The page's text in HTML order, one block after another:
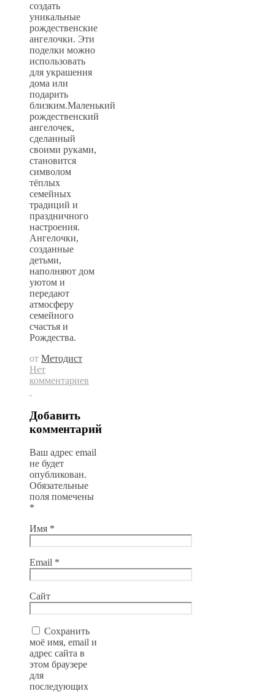
создать
уникальные
рождественские
ангелочки. Эти
поделки можно
использовать
для украшения
дома или
подарить
близким.Маленький
рождественский
ангелочек,
сделанный
своими руками,
становится
символом
тёплых
семейных
традиций и
праздничного
настроения.
Ангелочки,
созданные
детьми,
наполняют дом
уютом и
передают
атмосферу
семейного
счастья и
Рождества.
от Методист
Нет
комментариев
Добавить
комментарий
Ваш адрес email
не будет
опубликован.
Обязательные
поля помечены
*
Имя *
Email *
Сайт
Сохранить
моё имя, email и
адрес сайта в
этом браузере
для
последующих